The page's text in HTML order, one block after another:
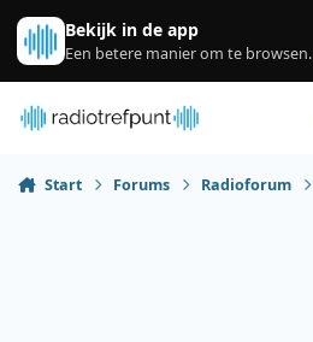
Spring naar bijdragen
Bekijk in de app
Een betere manier om te browsen.
Start Forums Radioforum